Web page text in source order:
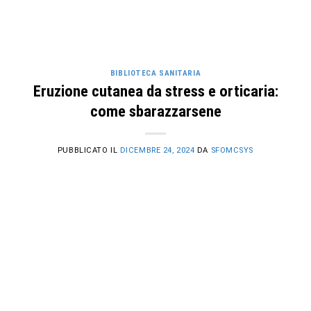
BIBLIOTECA SANITARIA
Eruzione cutanea da stress e orticaria:
come sbarazzarsene
PUBBLICATO IL DICEMBRE 24, 2024 DA SFOMCSYS